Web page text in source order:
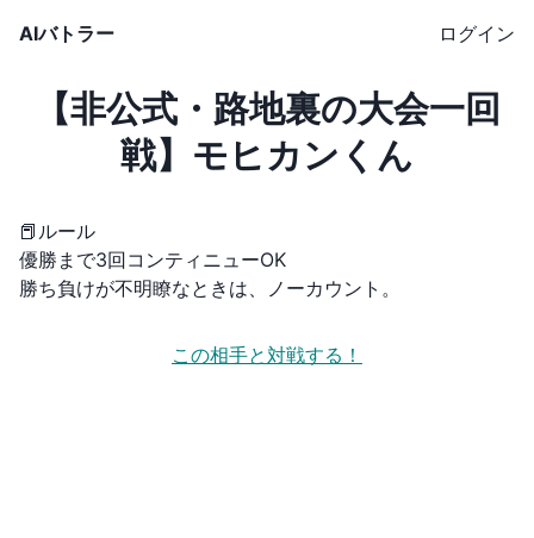
AIバトラー ログイン
【非公式・路地裏の大会一回
戦】モヒカンくん
📕ルール
優勝まで3回コンティニューOK
勝ち負けが不明瞭なときは、ノーカウント。
この相手と対戦する！